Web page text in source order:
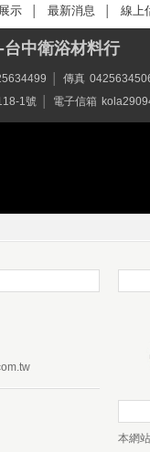
示 最新消息 線上
中衛浴材料行
傳真
1號 電子信箱
本網